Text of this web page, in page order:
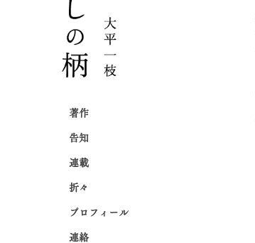
著作
告知
連載
折々
プロフィール
連絡